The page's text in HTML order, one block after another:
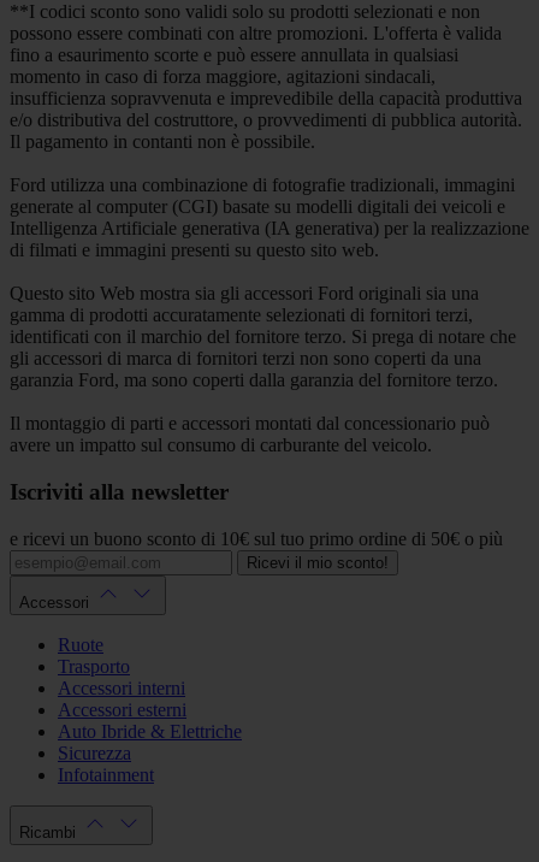
**I codici sconto sono validi solo su prodotti selezionati e non
possono essere combinati con altre promozioni. L'offerta è valida
fino a esaurimento scorte e può essere annullata in qualsiasi
momento in caso di forza maggiore, agitazioni sindacali,
insufficienza sopravvenuta e imprevedibile della capacità produttiva
e/o distributiva del costruttore, o provvedimenti di pubblica autorità.
Il pagamento in contanti non è possibile.
Ford utilizza una combinazione di fotografie tradizionali, immagini
generate al computer (CGI) basate su modelli digitali dei veicoli e
Intelligenza Artificiale generativa (IA generativa) per la realizzazione
di filmati e immagini presenti su questo sito web.
Questo sito Web mostra sia gli accessori Ford originali sia una
gamma di prodotti accuratamente selezionati di fornitori terzi,
identificati con il marchio del fornitore terzo. Si prega di notare che
gli accessori di marca di fornitori terzi non sono coperti da una
garanzia Ford, ma sono coperti dalla garanzia del fornitore terzo.
Il montaggio di parti e accessori montati dal concessionario può
avere un impatto sul consumo di carburante del veicolo.
Iscriviti alla newsletter
e ricevi un buono sconto di 10€ sul tuo primo ordine di 50€ o più
Ricevi il mio sconto!
Accessori
Ruote
Trasporto
Accessori interni
Accessori esterni
Auto Ibride & Elettriche
Sicurezza
Infotainment
Ricambi